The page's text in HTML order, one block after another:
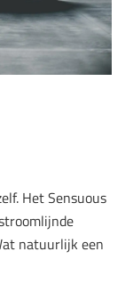
Het Sensuous
natuurlijk een